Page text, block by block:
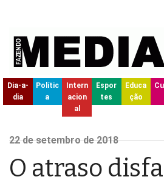
Dia-a-
dia
Polític
a
Intern
acion
al
Espor
tes
Educa
ção
22de setembro de2018
O atraso